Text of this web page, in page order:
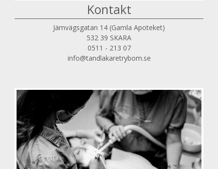
Kontakt
Järnvägsgatan 14 (Gamla Apoteket)
532 39 SKARA
0511 - 213 07
info@tandlakaretrybom.se